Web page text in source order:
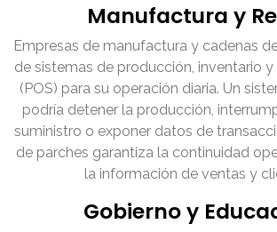
Manufactura y
Empresas de manufactura y cadenas
de sistemas de producción, inventario
(POS) para su operación diaria. Un
podría detener la producción,
suministro o exponer datos de
de parches garantiza la continuidad
la información de ventas y
Gobierno y